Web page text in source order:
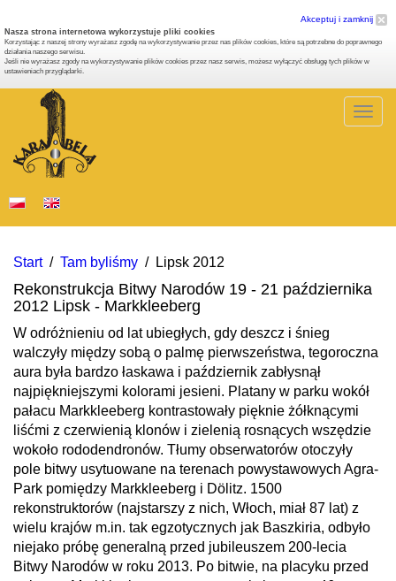
Akceptuj i zamknij
Nasza strona internetowa wykorzystuje pliki cookies
Korzystając z naszej strony wyrażasz zgodę na wykorzystywanie przez nas plików cookies, które są potrzebne do poprawnego
działania naszego serwisu.
Jeśli nie wyrażasz zgody na wykorzystywanie plików cookies przez nasz serwis, możesz wyłączyć obsługę tych plików w
ustawieniach przyglądarki.
Start/ Tam byliśmy / Lipsk 2012
Rekonstrukcja Bitwy Narodów 19 - 21 października
2012 Lipsk - Markkleeberg
W odróżnieniu od lat ubiegłych, gdy deszcz i śnieg
walczyły między sobą o palmę pierwszeństwa, tegoroczna
aura była bardzo łaskawa i październik zabłysnął
najpiękniejszymi kolorami jesieni. Platany w parku wokół
pałacu Markkleeberg kontrastowały pięknie żółknącymi
liśćmi z czerwienią klonów i zielenią rosnących wszędzie
wokoło rododendronów. Tłumy obserwatorów otoczyły
pole bitwy usytuowane na terenach powystawowych Agra-
Park pomiędzy Markkleeberg i Dölitz. 1500
rekonstruktorów (najstarszy z nich, Włoch, miał 87 lat) z
wielu krajów m.in. tak egzotycznych jak Baszkiria, odbyło
niejako próbę generalną przed jubileuszem 200-lecia
Bitwy Narodów w roku 2013. Po bitwie, na placyku przed